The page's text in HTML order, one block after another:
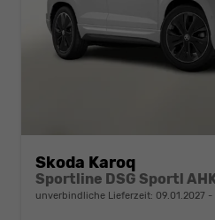
Skoda Karoq
unverbindliche Lieferzeit: 09.01.2027